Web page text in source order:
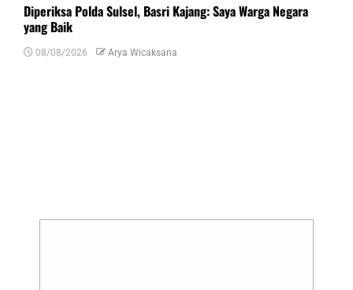
Diperiksa Polda Sulsel, Basri Kajang: Saya Warga Negara
yang Baik
08/08/2026 Arya Wicaksana